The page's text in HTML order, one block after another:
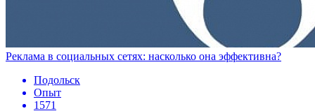
Реклама в социальных сетях: насколько она эффективна?
Подольск
Опыт
1571